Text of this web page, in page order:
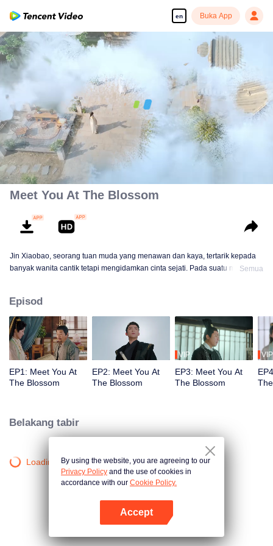
en Buka App
00:00:00/ 00:44:44
Meet You At The Blossom
Jin Xiaobao, seorang tuan muda yang menawan dan kaya, tertarik kepada
banyak wanita cantik tetapi mengidamkan cinta sejati. Pada suatu malam
untuk menyelamatkannya tetapi dia mendapati dirinya terjebak dengannya!
Ketika mereka mengungkap identiti misteri Huai'en dan hubungan
mendalamnya dengan keluarga Jin, adakah mereka akan mendapat
keberanian untuk menerima perasaan sebenar mereka?
Semua
Episod
EP1: Meet You At
The Blossom
EP2: Meet You At
The Blossom
VIP
EP3: Meet You At
The Blossom
VIP
Belakang tabir
Loading…By using the website, you are agreeing to our
Privacy Policy and the use of cookies in
accordance with our Cookie Policy.
Accept